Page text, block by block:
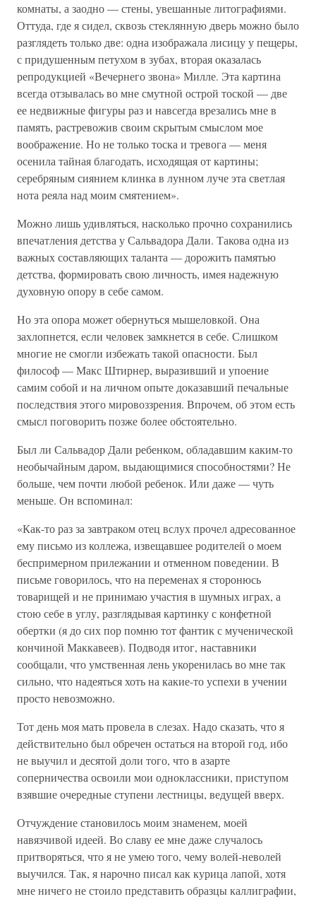
комнаты, а заодно — стены, увешанные литографиями.
Оттуда, где я сидел, сквозь стеклянную дверь можно было
разглядеть только две: одна изображала лисицу у пещеры,
с придушенным петухом в зубах, вторая оказалась
репродукцией «Вечернего звона» Милле. Эта картина
всегда отзывалась во мне смутной острой тоской — две
ее недвижные фигуры раз и навсегда врезались мне в
память, растревожив своим скрытым смыслом мое
воображение. Но не только тоска и тревога — меня
осенила тайная благодать, исходящая от картины;
серебряным сиянием клинка в лунном луче эта светлая
нота реяла над моим смятением».
Можно лишь удивляться, насколько прочно сохранились
впечатления детства у Сальвадора Дали. Такова одна из
важных составляющих таланта — дорожить памятью
детства, формировать свою личность, имея надежную
духовную опору в себе самом.
Но эта опора может обернуться мышеловкой. Она
захлопнется, если человек замкнется в себе. Слишком
многие не смогли избежать такой опасности. Был
философ — Макс Штирнер, выразивший и упоение
самим собой и на личном опыте доказавший печальные
последствия этого мировоззрения. Впрочем, об этом есть
смысл поговорить позже более обстоятельно.
Был ли Сальвадор Дали ребенком, обладавшим каким-то
необычайным даром, выдающимися способностями? Не
больше, чем почти любой ребенок. Или даже — чуть
меньше. Он вспоминал:
«Как-то раз за завтраком отец вслух прочел адресованное
ему письмо из коллежа, извещавшее родителей о моем
беспримерном прилежании и отменном поведении. В
письме говорилось, что на переменах я сторонюсь
товарищей и не принимаю участия в шумных играх, а
стою себе в углу, разглядывая картинку с конфетной
обертки (я до сих пор помню тот фантик с мученической
кончиной Маккавеев). Подводя итог, наставники
сообщали, что умственная лень укоренилась во мне так
сильно, что надеяться хоть на какие-то успехи в учении
просто невозможно.
Тот день моя мать провела в слезах. Надо сказать, что я
действительно был обречен остаться на второй год, ибо
не выучил и десятой доли того, что в азарте
соперничества освоили мои одноклассники, приступом
взявшие очередные ступени лестницы, ведущей вверх.
Отчуждение становилось моим знаменем, моей
навязчивой идеей. Во славу ее мне даже случалось
притворяться, что я не умею того, чему волей-неволей
выучился. Так, я нарочно писал как курица лапой, хотя
мне ничего не стоило представить образцы каллиграфии,